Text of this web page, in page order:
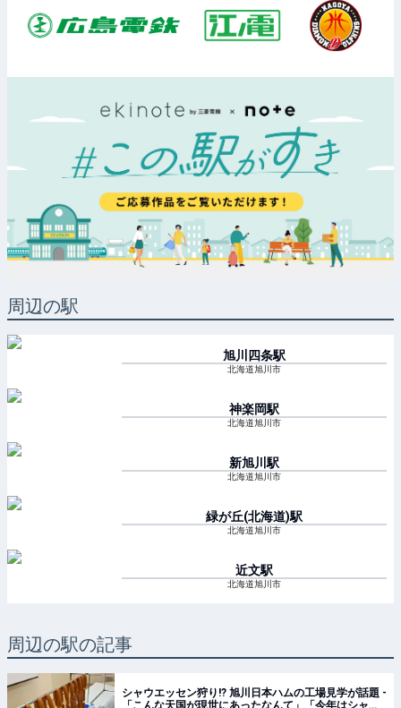
周辺の駅
旭川四条駅
北海道旭川市
神楽岡駅
北海道旭川市
新旭川 駅
北海道旭川市
緑が丘(北海道)駅
北海道旭川市
近文駅
北海道旭川市
周辺の駅の記事
シャウエッセン狩り!? 旭川日本ハムの工場見学が話題 -
「こんな天国が現世にあったなんて」「今年はシャウ